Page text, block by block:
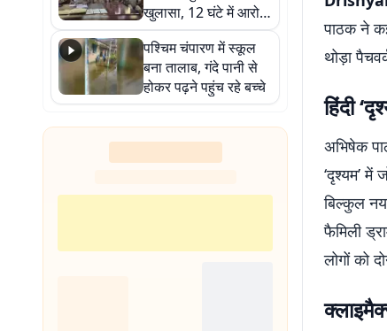
खुलासा, 12 घंटे में आरोपी
गिरफ्तार
पश्चिम चंपारण में स्कूल
बना तालाब, गंदे पानी से
होकर पढ़ने पहुंच रहे बच्चे
पाठक ने
थोड़ा
हिंदी
अभिषेक
‘दृश्यम’ में
बिल्कुल
फैमिली
लोगों को